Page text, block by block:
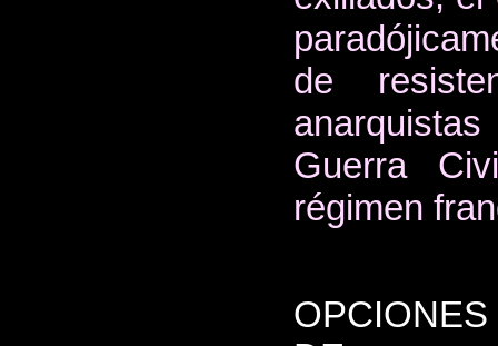
de
Guerra
régimen
OPCIONES